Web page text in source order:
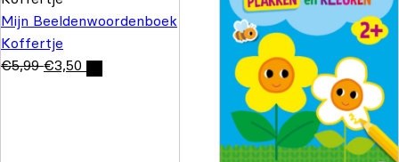
Mijn Beeldenwoordenboek
Koffertje
€5,99 €3,50